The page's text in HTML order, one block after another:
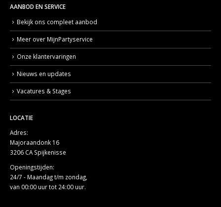
AANBOD EN SERVICE
Bekijk ons compleet aanbod
Meer over MijnPartyservice
Onze klantervaringen
Nieuws en updates
Vacatures & Stages
LOCATIE
Adres:
Majoraandonk 16
3206 CA Spijkenisse
Openingstijden:
24/7 - Maandag t/m zondag,
van 00:00 uur tot 24:00 uur.